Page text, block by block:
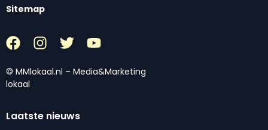
Sitemap
© MMlokaal.nl – Media&Marketing
lokaal
Laatste nieuws